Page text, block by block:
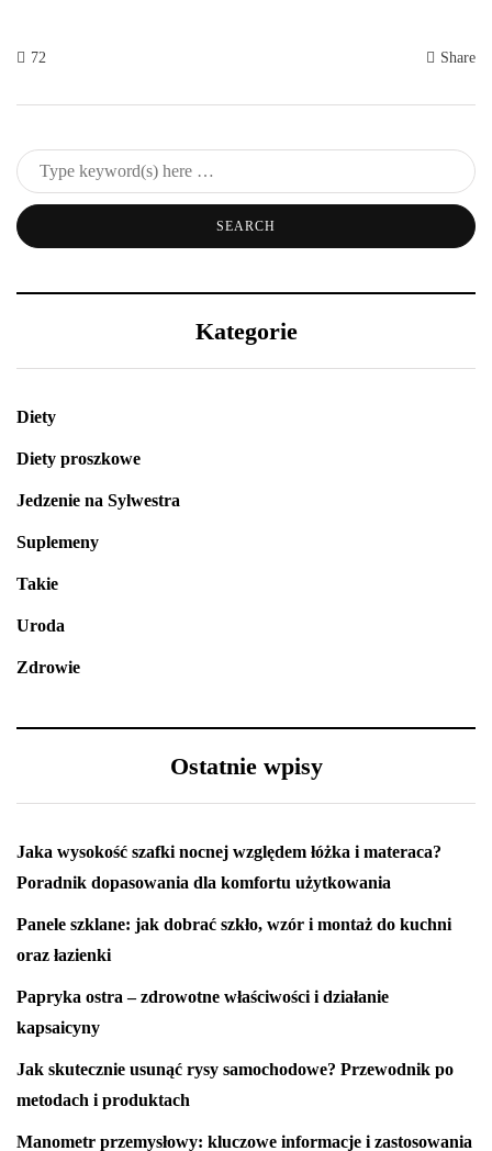
72 Share
Kategorie
Diety
Diety proszkowe
Jedzenie na Sylwestra
Suplemeny
Takie
Uroda
Zdrowie
Ostatnie wpisy
Jaka wysokość szafki nocnej względem łóżka i materaca?
Poradnik dopasowania dla komfortu użytkowania
Panele szklane: jak dobrać szkło, wzór i montaż do kuchni
oraz łazienki
Papryka ostra – zdrowotne właściwości i działanie
kapsaicyny
Jak skutecznie usunąć rysy samochodowe? Przewodnik po
metodach i produktach
Manometr przemysłowy: kluczowe informacje i zastosowania